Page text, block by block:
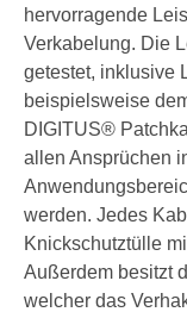
hervorragende
Verkabelung. Die
getestet, inklusive
beispielsweise
DIGITUS®
allen Ansprüchen
werden. Jedes
Knickschutztülle
Außerdem besitzt
welcher das